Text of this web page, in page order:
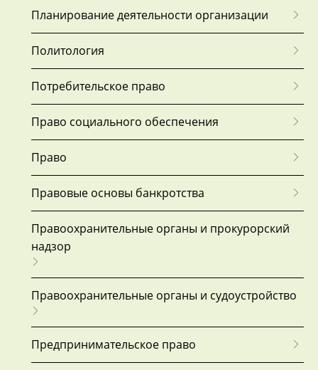
Планирование деятельности организации
Политология
Потребительское право
Право социального обеспечения
Право
Правовые основы банкротства
Правоохранительные органы и прокурорский
надзор
Правоохранительные органы и судоустройство
Предпринимательское право